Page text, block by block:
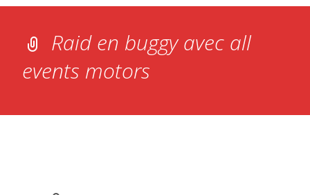
Raid en buggy avec all
events motors